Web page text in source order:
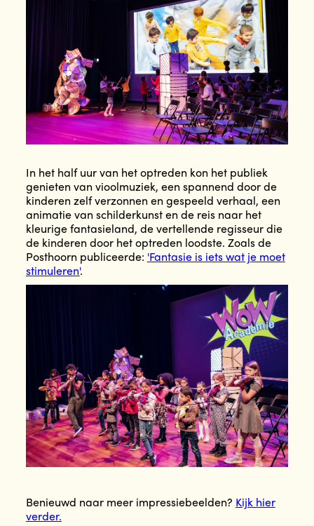
In het half uur van het optreden kon het publiek
genieten van vioolmuziek, een spannend door de
kinderen zelf verzonnen en gespeeld verhaal, een
animatie van schilderkunst en de reis naar het
kleurige fantasieland, de vertellende regisseur die
de kinderen door het optreden loodste. Zoals de
Posthoorn publiceerde: 'Fantasie is iets wat je moet
stimuleren'.
Benieuwd naar meer impressiebeelden? Kijk hier
verder.